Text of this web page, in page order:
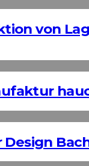
von
Design